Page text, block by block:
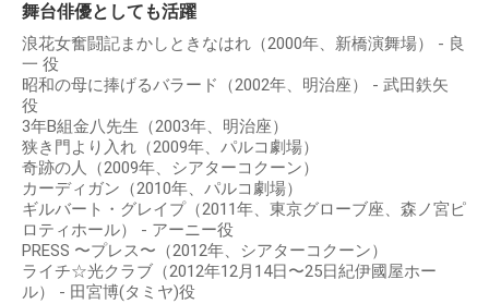
舞台俳優としても活躍
浪花女奮闘記まかしときなはれ（2000年、新橋演舞場） - 良
一 役
昭和の母に捧げるバラード（2002年、明治座） - 武田鉄矢
役
3年B組金八先生（2003年、明治座）
狭き門より入れ（2009年、パルコ劇場）
奇跡の人（2009年、シアターコクーン）
カーディガン（2010年、パルコ劇場）
ギルバート・グレイプ（2011年、東京グローブ座、森ノ宮ピ
ロティホール） - アーニー役
PRESS 〜プレス〜（2012年、シアターコクーン）
ライチ☆光クラブ（2012年12月14日〜25日紀伊國屋ホー
ル） - 田宮博(タミヤ)役